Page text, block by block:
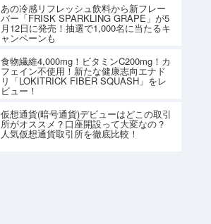
あの冷感リフレッシュ飲料から新フレー
バー「FRISK SPARKLING GRAPE」が5
月12日に発売！抽選で1,000名に当たるキ
ャンペーンも
食物繊維4,000mg！ビタミンC200mg！カ
フェイン不使用！新たな健康志向エナド
リ「LOKITRICK FIBER SQUASH」をレ
ビュー！
仮想通貨(暗号通貨)デビューはどこの取引
所がオススメ？口座開設って大変なの？
人気仮想通貨取引所を徹底比較！